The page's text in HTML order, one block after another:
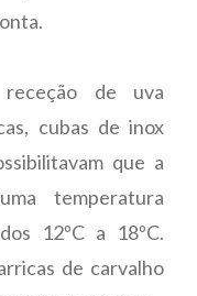
receção de uva
cubas de inox
que a
temperatura
12ºC a 18ºC.
de carvalho